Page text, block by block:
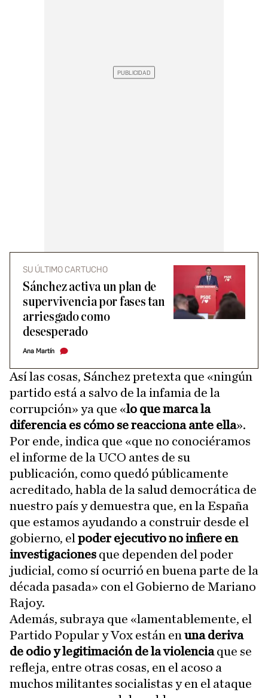
SU ÚLTIMO CARTUCHO
Sánchez activa un plan de
supervivencia por fases tan
arriesgado como
desesperado
Ana Martín
Así las cosas, Sánchez pretexta que «ningún
partido está a salvo de la infamia de la
corrupción» ya que «lo que marca la
diferencia es cómo se reacciona ante ella».
Por ende, indica que «que no conociéramos
el informe de la UCO antes de su
publicación, como quedó públicamente
acreditado, habla de la salud democrática de
nuestro país y demuestra que, en la España
que estamos ayudando a construir desde el
gobierno, el poder ejecutivo no infiere en
investigaciones que dependen del poder
judicial, como sí ocurrió en buena parte de la
década pasada» con el Gobierno de Mariano
Rajoy.
Además, subraya que «lamentablemente, el
Partido Popular y Vox están en una deriva
de odio y legitimación de la violenciaque se
refleja, entre otras cosas, en el acoso a
muchos militantes socialistas y en el ataque